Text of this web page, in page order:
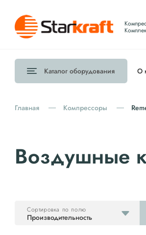
Каталог оборудования О
Главная Компрессоры
Воздушные
Производительность
Сортировка по полю